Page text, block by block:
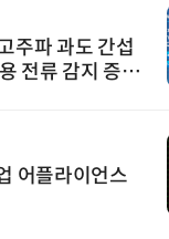
주파 과도 간섭
전류 감지 증폭
어플라이언스